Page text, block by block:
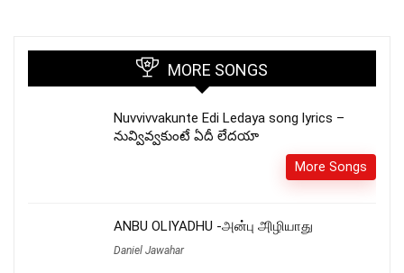
MORE SONGS
Nuvvivvakunte Edi Ledaya song lyrics –
నువ్వివ్వకుంటే ఏదీ లేదయా
More Songs
ANBU OLIYADHU -அன்பு அிழியாது
Daniel Jawahar